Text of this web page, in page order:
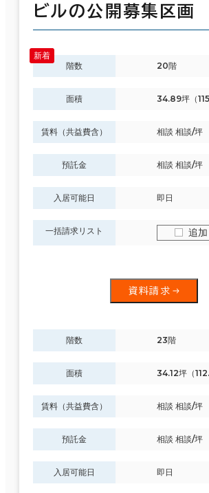
ビルの公開募集区画
階数 20階
面積 34.89坪（
賃料（共益費含） 相談 相談/坪
預託金 相談 相談/坪
入居可能日 即日
一括請求リスト 追加
資料請求
階数 23階
面積 34.12坪（
賃料（共益費含） 相談 相談/坪
預託金 相談 相談/坪
入居可能日 即日